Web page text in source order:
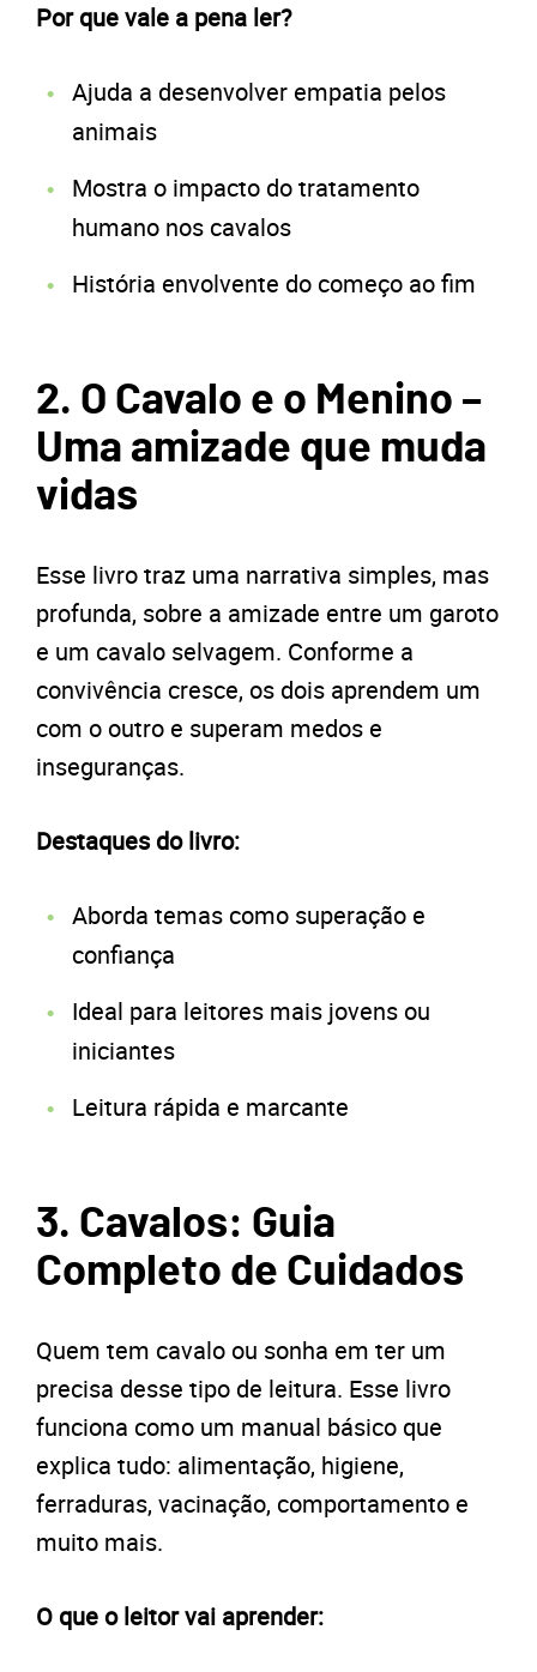
Por que vale a pena ler?
Ajuda a desenvolver empatia pelos
animais
Mostra o impacto do tratamento
humano nos cavalos
História envolvente do começo ao fim
2. O Cavalo e o Menino –
Uma amizade que muda
vidas
Esse livro traz uma narrativa simples, mas
profunda, sobre a amizade entre um garoto
e um cavalo selvagem. Conforme a
convivência cresce, os dois aprendem um
com o outro e superam medos e
inseguranças.
Destaques do livro:
Aborda temas como superação e
confiança
Ideal para leitores mais jovens ou
iniciantes
Leitura rápida e marcante
3. Cavalos: Guia
Completo de Cuidados
Quem tem cavalo ou sonha em ter um
precisa desse tipo de leitura. Esse livro
funciona como um manual básico que
explica tudo: alimentação, higiene,
ferraduras, vacinação, comportamento e
muito mais.
O que o leitor vai aprender: